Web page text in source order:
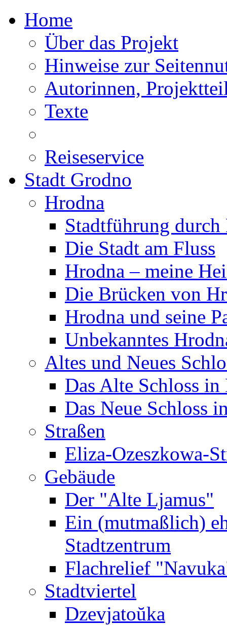
Home
Über das Projekt
Hinweise zur
Autorinnen,
Texte
Reiseservice
Stadt Grodno
Hrodna
Stadtführung durch
Die Stadt am Fluss
Hrodna – meine
Die Brücken von
Hrodna und seine
Unbekanntes
Altes und Neues
Das Alte Schloss in
Das Neue Schloss
Straßen
Eliza-Ozeszkowa-
Gebäude
Der "Alte Ljamus"
Ein (mutmaßlich)
Stadtzentrum
Flachrelief
Stadtviertel
Dzevjatoŭka